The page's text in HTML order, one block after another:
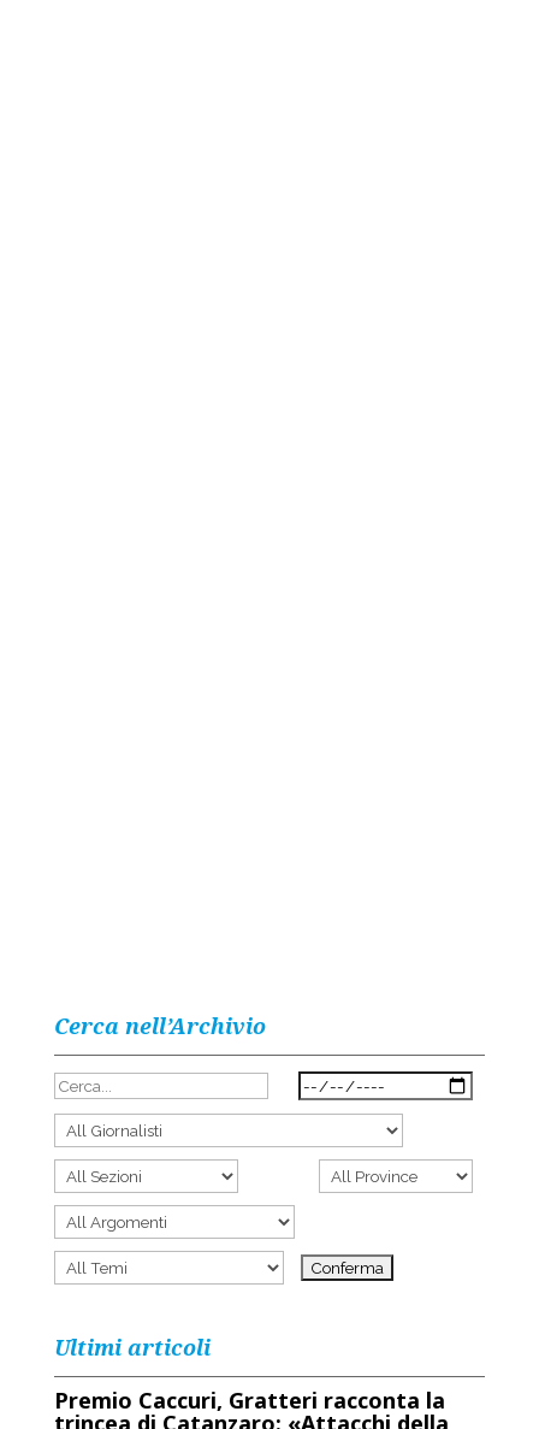
Cerca nell’Archivio
Ultimi articoli
Premio Caccuri, Gratteri racconta la
trincea di Catanzaro: «Attacchi della